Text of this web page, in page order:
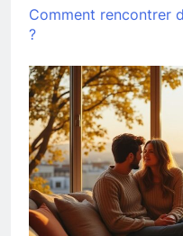
Comment rencontrer
?